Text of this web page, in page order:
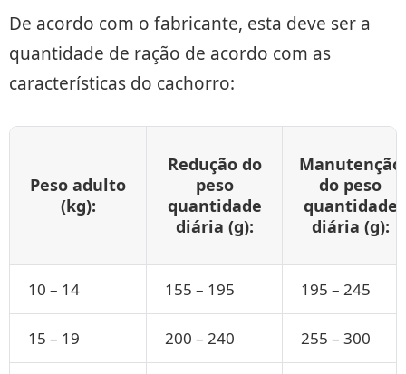
De acordo com o fabricante, esta deve ser a
quantidade de ração de acordo com as
características do cachorro:
Peso adulto
(kg):
Redução do
peso
quantidade
diária (g):
Manutenção
do peso
quantidade
diária (g):
10 – 14 155 – 195 195 – 245
15 – 19 200 – 240 255 – 300